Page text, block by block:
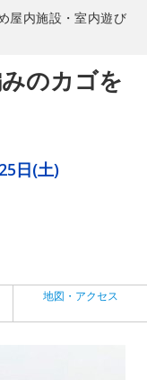
屋内施設・室内遊び
のカゴを
日(土)
地図・アクセス